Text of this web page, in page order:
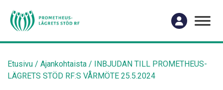
Etusivu / Ajankohtaista /
INBJUDAN TILL PROMETHEUS-
LÄGRETS STÖD RF:S VÅRMÖTE 25.5.2024